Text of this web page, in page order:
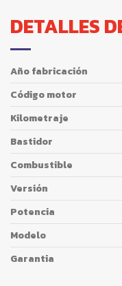
DETALLES
Año fabricación
Código motor
Kilometraje
Bastidor
Combustible
Versión
Potencia
Modelo
Garantia